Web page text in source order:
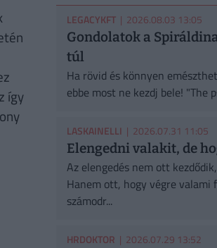
így
LEGACYKFT| 2026.08.03 13:05
Gondolatok a
túl
Ha rövid és könnyen
ebbe most ne kezdj bele! "The
LASKAINELLI | 2026.07.31 11:05
Elengedni valakit, de
Az elengedés nem ott
Hanem ott, hogy végre valami
számodr...
HRDOKTOR | 2026.07.29 13:52